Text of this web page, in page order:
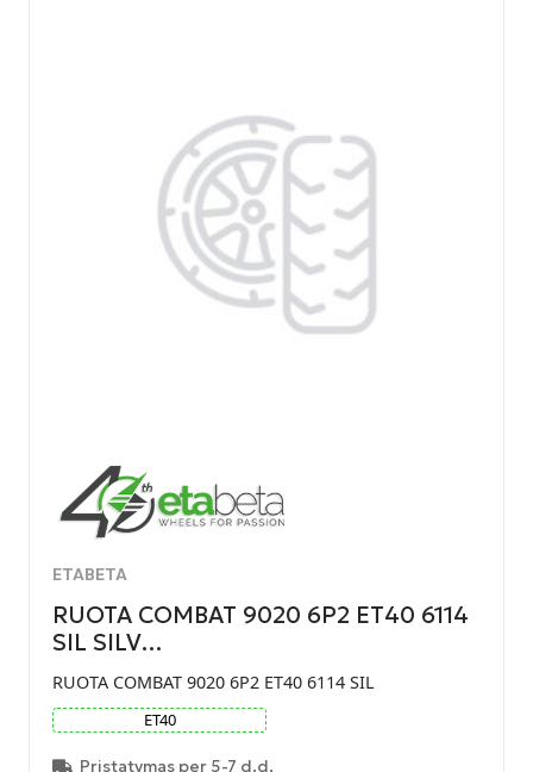
ETABETA
RUOTA COMBAT 9020 6P2 ET40 6114
SIL SILV…
RUOTA COMBAT 9020 6P2 ET40 6114 SIL
ET40
Pristatymas per 5-7 d.d.